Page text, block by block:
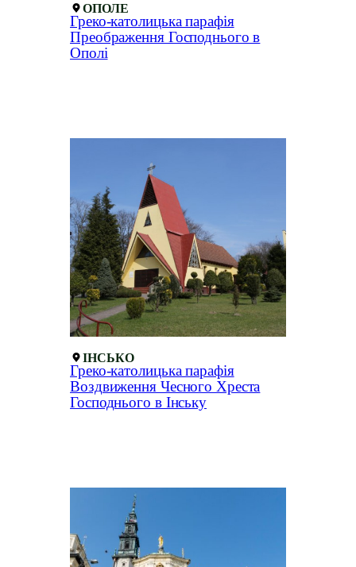
ОПОЛЕ
Греко-католицька парафія
Преображення Господнього в
Ополі
ІНСЬКО
Греко-католицька парафія
Воздвиження Чесного Хреста
Господнього в Інську